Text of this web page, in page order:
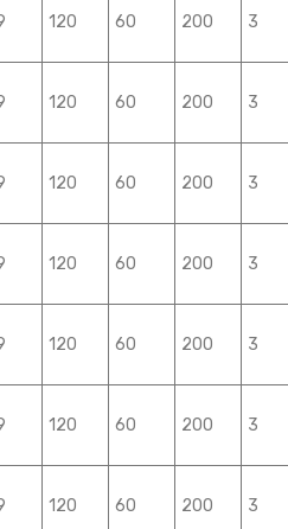
120 60 200 3
120 60 200 3
120 60 200 3
120 60 200 3
120 60 200 3
120 60 200 3
120 60 200 3